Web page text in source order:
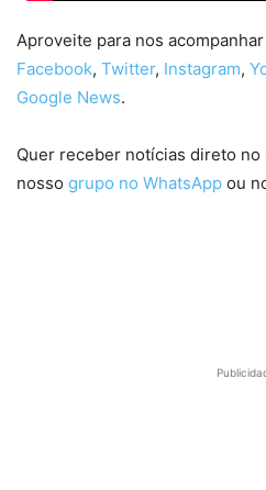
Aproveite para nos
Facebook, Twitter, Instagram,
Google News.
Quer receber notícias direto no
nosso grupo no WhatsApp ou